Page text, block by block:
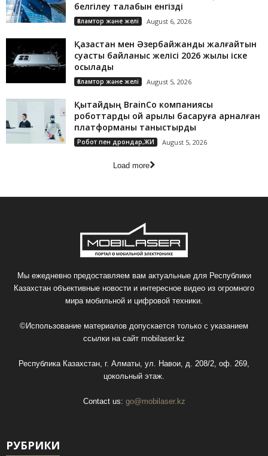
белгілеу талабын енгізді
Ғаламтор және желі August 6, 2026
Қазақстан мен Әзербайжанды жалғайтын
суасты байланыс желісі 2026 жылы іске
қосылады
Ғаламтор және желі August 5, 2026
Қытайдың BrainCo компаниясы
роботтарды ой арқылы басқаруға арналған
платформаны таныстырды
Робот пен дрондар,ЖИ August 5, 2026
Load more
Мы ежедневно предоставляем вам актуальные для Республики
Казахстан объективные новости и интересное видео из огромного
мира мобильной и цифровой техники.
©Использование материалов допускается только с указанием
ссылки на сайт mobilaser.kz
Республика Казахстан, г. Алматы, ул. Навои, д. 208/2, оф. 269,
цокольный этаж.
Contact us: go@mobilaser.kz
РУБРИКИ